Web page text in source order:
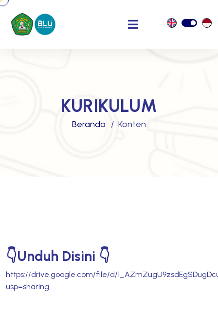
KURIKULUM
Beranda Konten
👇Unduh Disini 👇
https://drive.google.com/file/d/
usp=sharing